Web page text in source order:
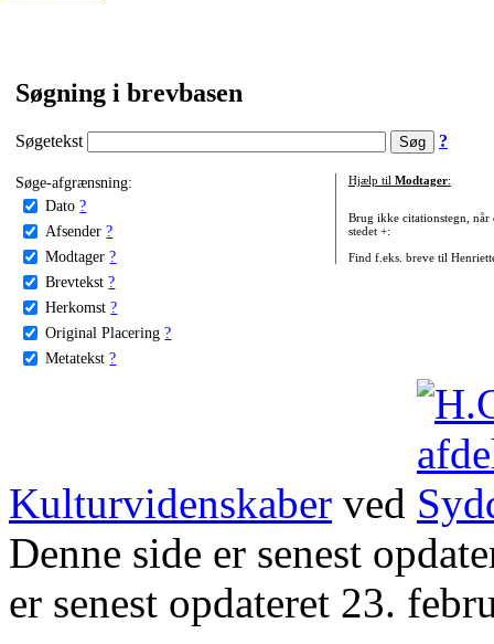
Søgning i brevbasen
Søgetekst ?
Søge-afgrænsning:
Dato ?
Afsender ?
Modtager ?
Brevtekst ?
Herkomst ?
Original Placering ?
Metatekst ?
Hjælp til Modtager:
Brug ikke citationstegn, når
stedet +:
Find f.eks. breve til
Kulturvidenskaber ved
Denne side er senest
er senest opdateret 23.